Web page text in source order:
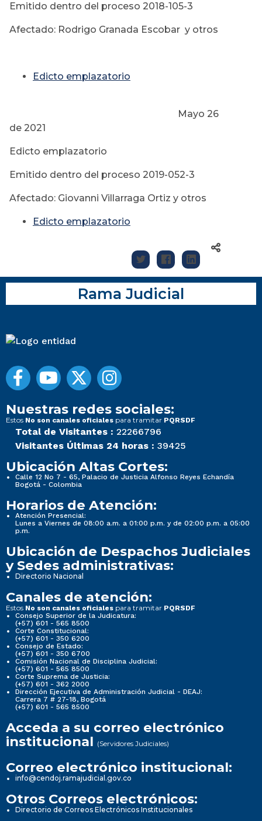
Emitido dentro del proceso 2018-105-3
Afectado: Rodrigo Granada Escobar y otros
Edicto emplazatorio
Mayo 26
de 2021
Edicto emplazatorio
Emitido dentro del proceso 2019-052-3
Afectado: Giovanni Villarraga Ortiz y otros
Edicto emplazatorio
Rama Judicial
Nuestras redes sociales:
Estos No son canales oficiales para tramitar PQRSDF
Total de Visitantes : 22266796
Visitantes Últimas 24 horas : 39425
Ubicación Altas Cortes:
Calle 12 No 7 - 65, Palacio de Justicia Alfonso Reyes Echandía
Bogotá - Colombia
Horarios de Atención:
Atención Presencial:
Lunes a Viernes de 08:00 a.m. a 01:00 p.m. y de 02:00 p.m. a 05:00
p.m.
Ubicación de Despachos Judiciales
y Sedes administrativas:
Directorio Nacional
Canales de atención:
Estos No son canales oficiales para tramitar PQRSDF
Consejo Superior de la Judicatura:
(+57) 601 - 565 8500
Corte Constitucional:
(+57) 601 - 350 6200
Consejo de Estado:
(+57) 601 - 350 6700
Comisión Nacional de Disciplina Judicial:
(+57) 601 - 565 8500
Corte Suprema de Justicia:
(+57) 601 - 362 2000
Dirección Ejecutiva de Administración Judicial - DEAJ:
Carrera 7 # 27-18, Bogotá
(+57) 601 - 565 8500
Acceda a su correo electrónico
institucional (Servidores Judiciales)
Correo electrónico institucional:
info@cendoj.ramajudicial.gov.co
Otros Correos electrónicos:
Directorio de Correos Electrónicos Institucionales